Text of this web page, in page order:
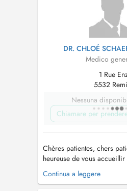
DR. CHLOÉ
Medico
1 Rue
5532
Nessuna
Chiamare per
Chères patientes, chers
heureuse de vous
cabinet de médecine
Consultations de médecine
Continua a leggere